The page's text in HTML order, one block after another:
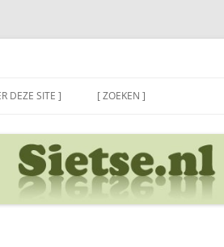
DEZE SITE ] [ ZOEKEN ]